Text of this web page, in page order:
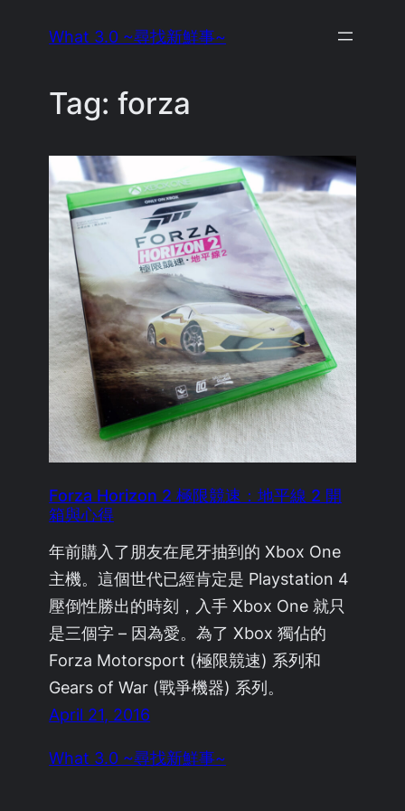
What 3.0 ~尋找新鮮事~
Tag:forza
Forza Horizon 2 極限競速：地平線 2 開
箱與心得
年前購入了朋友在尾牙抽到的 Xbox One
主機。這個世代已經肯定是 Playstation 4
壓倒性勝出的時刻，入手 Xbox One 就只
是三個字 – 因為愛。為了 Xbox 獨佔的
Forza Motorsport (極限競速) 系列和
Gears of War (戰爭機器) 系列。
April 21, 2016
What 3.0 ~尋找新鮮事~